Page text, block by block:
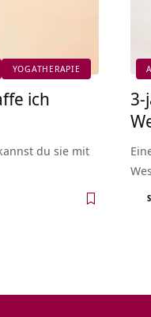
YOGATHERAPIE
ich
du sie mit